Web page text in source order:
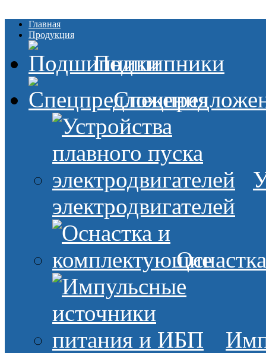
Главная
Продукция
Подшипники
электродвигателей